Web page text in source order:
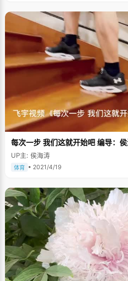
每次一步 我们这就开始吧 编导：
UP主: 侯海涛
体育 • 2021/4/19